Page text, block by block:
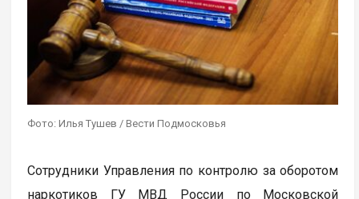
Фото: Илья Тушев / Вести Подмосковья
Сотрудники Управления по контролю за оборотом
наркотиков ГУ МВД России по Московской